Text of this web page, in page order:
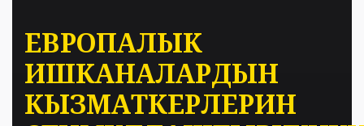
ЕВРОПАЛЫК
ИШКАНАЛАРДЫН
КЫЗМАТКЕРЛЕРИН